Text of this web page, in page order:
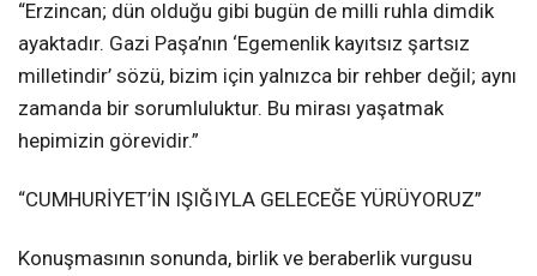
“Erzincan; dün olduğu gibi bugün de milli ruhla dimdik
ayaktadır. Gazi Paşa’nın ‘Egemenlik kayıtsız şartsız
milletindir’ sözü, bizim için yalnızca bir rehber değil; aynı
zamanda bir sorumluluktur. Bu mirası yaşatmak
hepimizin görevidir.”
“CUMHURİYET’İN IŞIĞIYLA GELECEĞE YÜRÜYORUZ”
Konuşmasının sonunda, birlik ve beraberlik vurgusu